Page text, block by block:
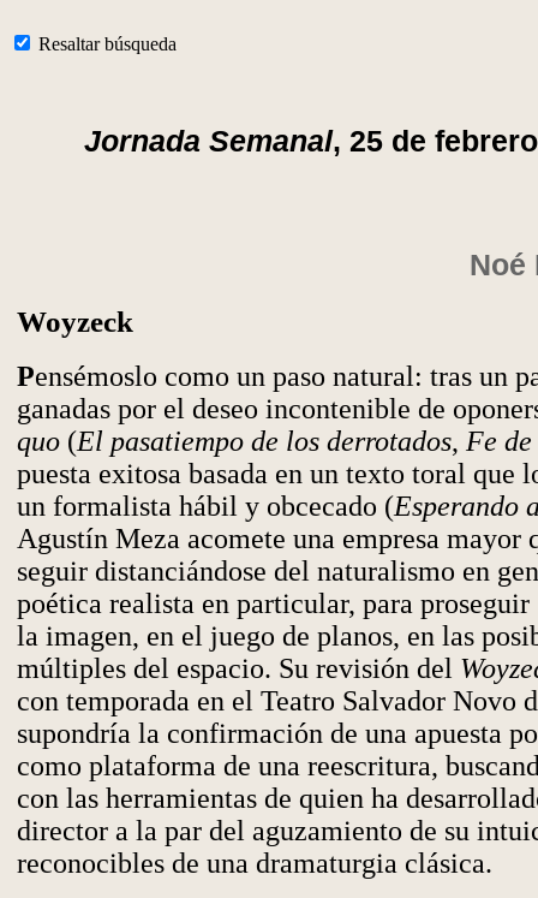
Resaltar búsqueda
Jornada Semanal, 25 de
Noé
Woyzeck
Pensémoslo como un paso natural: tras un
ganadas por el deseo incontenible de
quo (El pasatiempo de los derrotados, Fe
puesta exitosa basada en un texto toral que
un formalista hábil y obcecado (Esperando
Agustín Meza acomete una empresa mayor
seguir distanciándose del naturalismo en
poética realista en particular, para proseguir
la imagen, en el juego de planos, en las
múltiples del espacio. Su revisión del
con temporada en el Teatro Salvador Novo
supondría la confirmación de una apuesta
como plataforma de una reescritura,
con las herramientas de quien ha
director a la par del aguzamiento de su
reconocibles de una dramaturgia clásica.